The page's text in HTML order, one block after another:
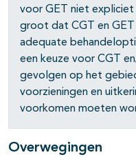
voor GET niet expliciet
groot dat CGT en GET
adequate
een keuze voor CGT
gevolgen op het
voorzieningen en
voorkomen moeten
Overwegingen